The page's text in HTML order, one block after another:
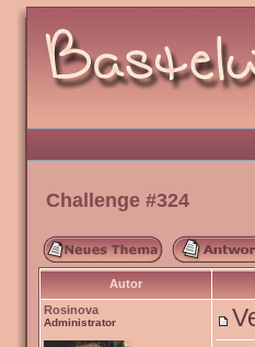
Challenge #324
Autor
Rosinova
Administrator